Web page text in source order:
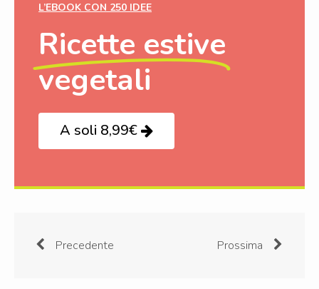
L’EBOOK CON 250 IDEE
Ricette estive
vegetali
A soli 8,99€
Precedente Prossima